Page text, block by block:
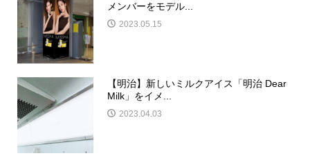
メンバーをモデル...
2023.05.15
【明治】新しいミルクアイス「明治 Dear
Milk」をイメ...
2023.04.03